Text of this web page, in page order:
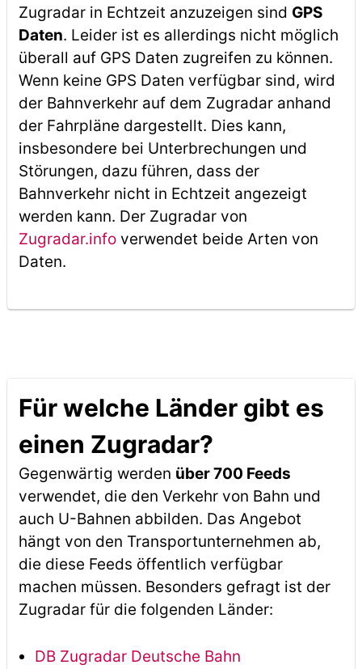
Zugradar in Echtzeit anzuzeigen sind GPS
Daten. Leider ist es allerdings nicht möglich
überall auf GPS Daten zugreifen zu können.
Wenn keine GPS Daten verfügbar sind, wird
der Bahnverkehr auf dem Zugradar anhand
der Fahrpläne dargestellt. Dies kann,
insbesondere bei Unterbrechungen und
Störungen, dazu führen, dass der
Bahnverkehr nicht in Echtzeit angezeigt
werden kann. Der Zugradar von
Zugradar.infoverwendet beide Arten von
Daten.
Für welche Länder gibt es
einen Zugradar?
Gegenwärtig werden über 700 Feeds
verwendet, die den Verkehr von Bahn und
auch U-Bahnen abbilden. Das Angebot
hängt von den Transportunternehmen ab,
die diese Feeds öffentlich verfügbar
machen müssen. Besonders gefragt ist der
Zugradar für die folgenden Länder:
DB Zugradar Deutsche Bahn